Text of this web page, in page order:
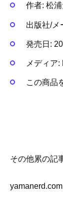
作者: 松浦
出版社/メ
発売日:
メディア:
この商品
その他累の記
yamanerd.com